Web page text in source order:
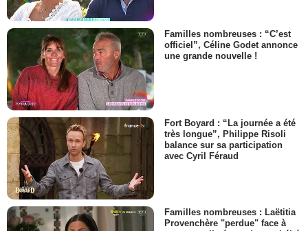
Familles nombreuses : “C’est
officiel”, Céline Godet annonce
une grande nouvelle !
Fort Boyard : “La journée a été
très longue”, Philippe Risoli
balance sur sa participation
avec Cyril Féraud
Familles nombreuses : Laëtitia
Provenchère "perdue" face à